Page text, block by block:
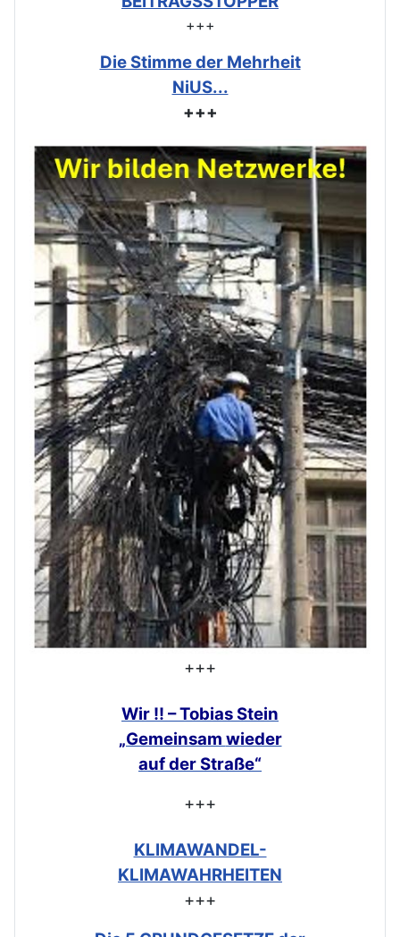
+++
Die Stimme der Mehrheit
NiUS...
+++
+++
Wir !! – Tobias Stein
„Gemeinsam wieder
auf der Straße“
+++
KLIMAWANDEL-
KLIMAWAHRHEITEN
+++